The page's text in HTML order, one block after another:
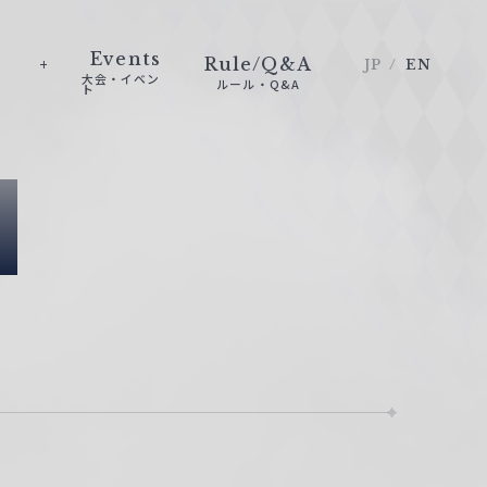
Events
大会・イベン
ト
Rule/Q&A
ルール・Q&A
JP EN